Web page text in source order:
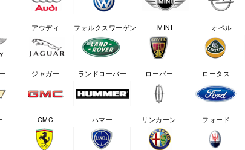
アウディ フォルクスワーゲン MINI オペル
ジャガー ランドローバー ローバー ロータス
GMC ハマー リンカーン フォード